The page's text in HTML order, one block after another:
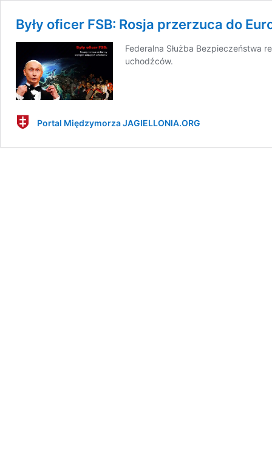
Były oficer FSB: Rosja przerzuca do
Federalna Służba Bezpieczeństwa
uchodźców.
Portal Międzymorza JAGIELLONIA.ORG